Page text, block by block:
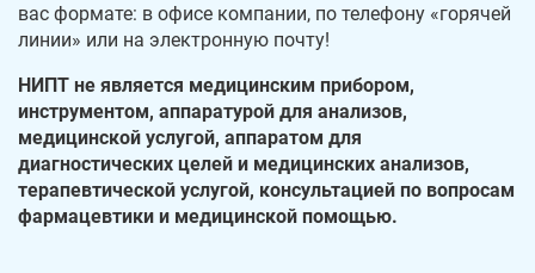
вас формате: в офисе компании, по телефону «горячей
линии» или на электронную почту!
НИПТ не является медицинским прибором,
инструментом, аппаратурой для анализов,
медицинской услугой, аппаратом для
диагностических целей и медицинских анализов,
терапевтической услугой, консультацией по вопросам
фармацевтики и медицинской помощью.